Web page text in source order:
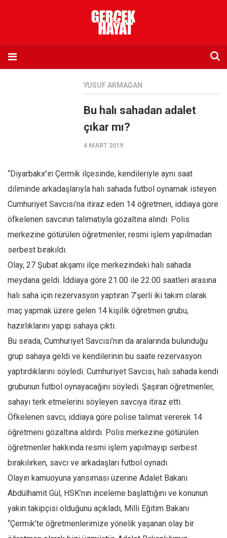
Abone olmak istiyorum
Sosyal Medya
Twitter
Facebook
Instagram
YouTube
Editörden
Mahmut Toptaş
Yvonne Ridley
Barış Tarımcıoğlu
Ömer Kayani
Yusuf Armağan
Hasanali Yıldırım
Leyla Şerif Emin
Amina S. Jenenkovic
Bağdagül Öz
YUSUF ARMAĞAN
Bu halı sahadan adalet
çıkar mı?
4 MART 2019
“Diyarbakır’ın Çermik ilçesinde, kendileriyle aynı saat
diliminde arkadaşlarıyla halı sahada futbol oynamak isteyen
Cumhuriyet Savcısı’na itiraz eden 14 öğretmen, iddiaya göre
öfkelenen savcının talimatıyla gözaltına alındı. Polis
merkezine götürülen öğretmenler, resmi işlem yapılmadan
serbest bırakıldı.
Olay, 27 Şubat akşamı ilçe merkezindeki halı sahada
meydana geldi. İddiaya göre 21.00 ile 22.00 saatleri arasına
halı saha için rezervasyon yaptıran 7’şerli iki takım olarak
maç yapmak üzere gelen 14 kişilik öğretmen grubu,
hazırlıklarını yapıp sahaya çıktı.
Bu sırada, Cumhuriyet Savcısı’nın da aralarında bulunduğu
grup sahaya geldi ve kendilerinin bu saate rezervasyon
yaptırdıklarını söyledi. Cumhuriyet Savcısı, halı sahada kendi
grubunun futbol oynayacağını söyledi. Şaşıran öğretmenler,
sahayı terk etmelerini söyleyen savcıya itiraz etti.
Öfkelenen savcı, iddiaya göre polise talimat vererek 14
öğretmeni gözaltına aldırdı. Polis merkezine götürülen
öğretmenler hakkında resmi işlem yapılmayıp serbest
bırakılırken, savcı ve arkadaşları futbol oynadı.
Olayın kamuoyuna yansıması üzerine Adalet Bakanı
Abdülhamit Gül, HSK’nın inceleme başlattığını ve konunun
yakın takipçisi olduğunu açıkladı, Milli Eğitim Bakanı
“Çermik’te öğretmenlerimize yönelik yaşanan olay bir